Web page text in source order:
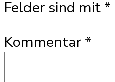
Felder sind mit *
Kommentar *